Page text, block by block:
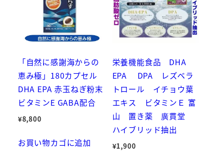
「自然に感謝海からの
恵み極」180カプセル
DHA EPA 赤玉ねぎ粉末
ビタミンE GABA配合
¥8,800
お買い物カゴに追加
栄養機能食品 DHA
EPA DPA レズベラ
トロール イチョウ葉
エキス ビタミンＥ 富
山 置き薬 廣貫堂
ハイブリッド抽出
¥1,900